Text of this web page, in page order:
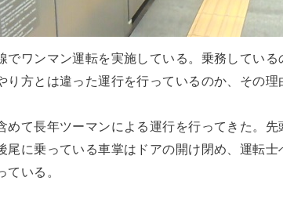
でワンマン運転を実施している。乗務してい
り方とは違った運行を行っているのか、その理
めて長年ツーマンによる運行を行ってきた。
尾に乗っている車掌はドアの開け閉め、運転
ている。